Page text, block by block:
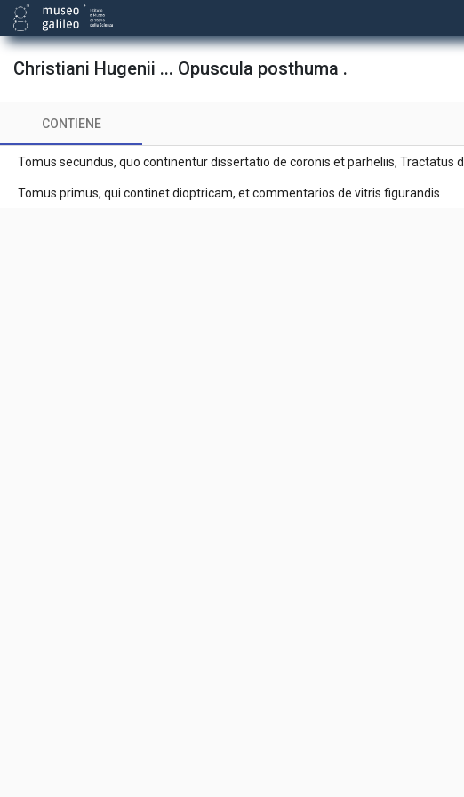
Christiani Hugenii ... Opuscula posthuma .
CONTIENE
Tomus secundus, quo continentur dissertatio de coronis et parheliis, Tractatus d
Tomus primus, qui continet dioptricam, et commentarios de vitris figurandis